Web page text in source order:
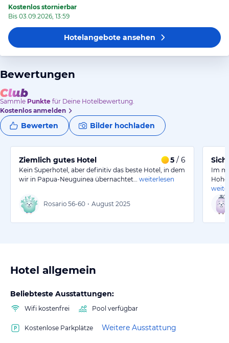
Kostenlos stornierbar
Bis 03.09.2026, 13:59
Hotelangeboteansehen
Bewertungen
Sammle Punkte für Deine Hotelbewertung.
Kostenlos anmelden
Bewerten Bilder hochladen
Ziemlich gutes Hotel 5 / 6
Kein Superhotel, aber definitiv das beste Hotel, in dem
wir in Papua-Neuguinea übernachtet…
weiterlesen
Rosario 56-60 • August 2025
Im
Hotel allgemein
Beliebteste Ausstattungen:
Wifi kostenfrei Pool verfügbar
Kostenlose Parkplätze Weitere Ausstattung